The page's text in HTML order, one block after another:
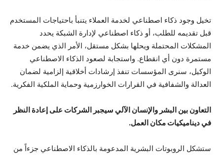
تخيل وجود ذكاء اصطناعي لخدمة العملاء يتنبأ باحتياجات المستخدم
قبل تقديمه للطلب، أو ذكاء اصطناعي لإدارة الشبكة يحدد
المشكلات المحتملة ويحلها بشكل مستقل، الأمر الذي يضمن خدمة
مستمرة دون أي انقطاع. واستجابة لصعود الذكاء الاصطناعي
الوكيل، سنرى المؤسسات تنفذ إرشادات أخلاقية إلزامية لضمان
العدالة والشفافية في القرارات الخوارزمية وحماية الملكية الفكرية.
التعاون بين البشر والإنسان الآلي سيجبر الشركات على إعادة النظر
في ديناميكيات مكان العمل.
ستشكل الروبوتات البشرية المدعومة بالذكاء الاصطناعي جزءاً من